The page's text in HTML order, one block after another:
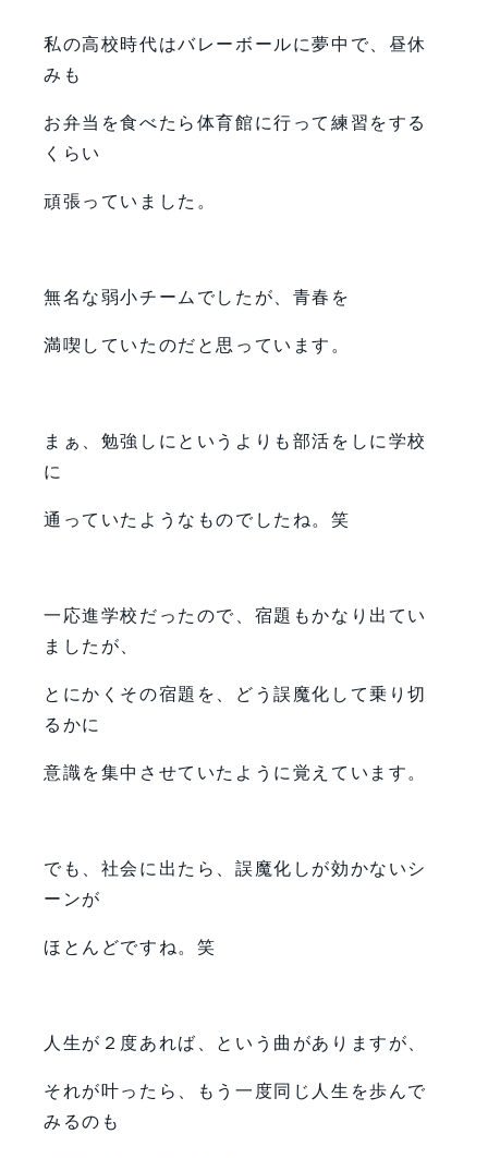
私の高校時代はバレーボールに夢中で、昼休
みも
お弁当を食べたら体育館に行って練習をする
くらい
頑張っていました。
無名な弱小チームでしたが、青春を
満喫していたのだと思っています。
まぁ、勉強しにというよりも部活をしに学校
に
通っていたようなものでしたね。笑
一応進学校だったので、宿題もかなり出てい
ましたが、
とにかくその宿題を、どう誤魔化して乗り切
るかに
意識を集中させていたように覚えています。
でも、社会に出たら、誤魔化しが効かないシ
ーンが
ほとんどですね。笑
人生が２度あれば、という曲がありますが、
それが叶ったら、もう一度同じ人生を歩んで
みるのも